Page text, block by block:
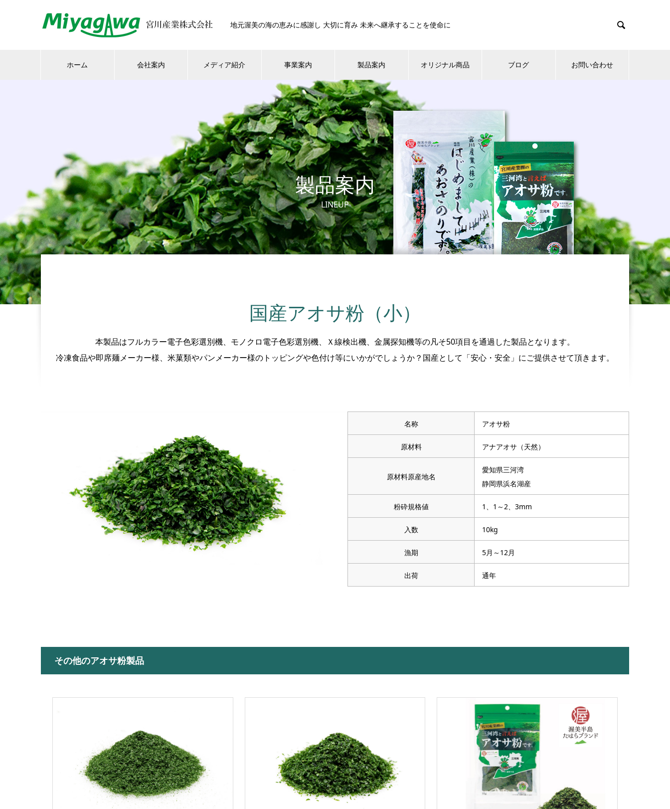
地元渥美の海の恵みに感謝し 大切に育み 未来へ継承することを使命に 
ホーム 会社案内 メディア紹介 事業案内 製品案内 オリジナル商品 ブログ お問い合わせ
製品案内
LINEUP
国産アオサ粉（小）
本製品はフルカラー電子色彩選別機、モノクロ電子色彩選別機、Ｘ線検出機、金属探知機等の凡そ50項目を通過した製品となります。
冷凍食品や即席麺メーカー様、米菓類やパンメーカー様のトッピングや色付け等にいかがでしょうか？国産として「安心・安全」にご提供させて頂きます。
名称 アオサ粉
原材料 アナアオサ（天然）
原材料原産地名
愛知県三河湾
静岡県浜名湖産
粉砕規格値 1、1～2、3mm
入数 10kg
漁期 5月～12月
出荷 通年
その他のアオサ粉製品